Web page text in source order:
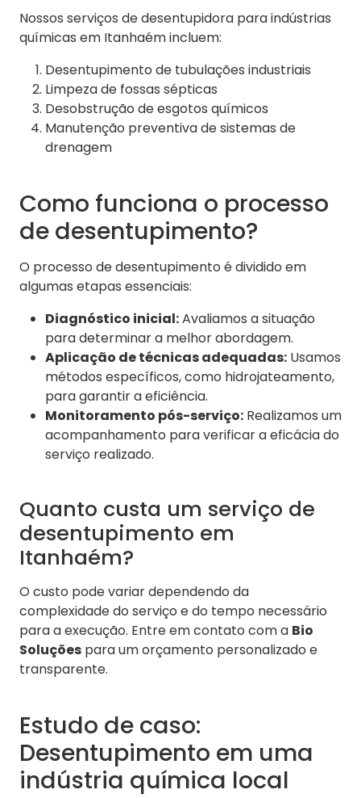
Nossos serviços de desentupidora para indústrias
químicas em Itanhaém incluem:
Desentupimento de tubulações industriais
Limpeza de fossas sépticas
Desobstrução de esgotos químicos
Manutenção preventiva de sistemas de
drenagem
Como funciona o processo
de desentupimento?
O processo de desentupimento é dividido em
algumas etapas essenciais:
Diagnóstico inicial:Avaliamos a situação
para determinar a melhor abordagem.
Aplicação de técnicas adequadas: Usamos
métodos específicos, como hidrojateamento,
para garantir a eficiência.
Monitoramento pós-serviço: Realizamos um
acompanhamento para verificar a eficácia do
serviço realizado.
Quanto custa um serviço de
desentupimento em
Itanhaém?
O custo pode variar dependendo da
complexidade do serviço e do tempo necessário
para a execução. Entre em contato com a Bio
Soluções para um orçamento personalizado e
transparente.
Estudo de caso:
Desentupimento em uma
indústria química local